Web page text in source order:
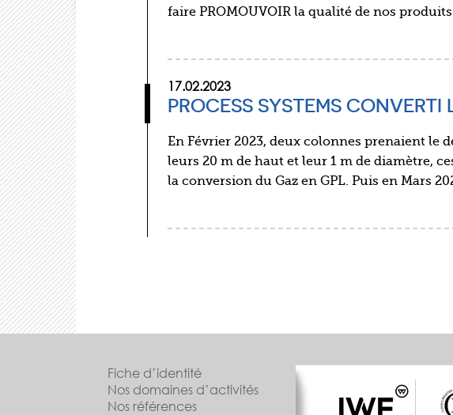
faire PROMOUVOIR la qualité de nos
17.02.2023
PROCESS SYSTEMS
En Février 2023, deux colonnes prenaient le
leurs 20 m de haut et leur 1 m de diamètre,
la conversion du Gaz en GPL. Puis en Mars
Fiche d’identité
Nos domaines d’activités
Nos références